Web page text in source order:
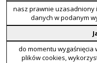
nasz prawnie uzasadniony
danych w podanym
do momentu wygaśnięcia
plików cookies,